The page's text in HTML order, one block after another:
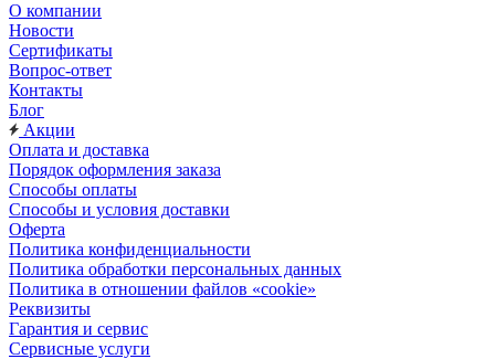
О компании
Новости
Сертификаты
Вопрос-ответ
Контакты
Блог
Акции
Оплата и доставка
Порядок оформления заказа
Способы оплаты
Способы и условия доставки
Оферта
Политика конфиденциальности
Политика обработки персональных данных
Политика в отношении файлов «cookie»
Реквизиты
Гарантия и сервис
Сервисные услуги